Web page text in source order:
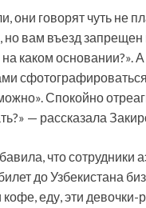
они говорят чуть не
но вам въезд запрещен
каком основании?».
Спокойно
— рассказала
что сотрудники
до Узбекистана
еду, эти девочки-